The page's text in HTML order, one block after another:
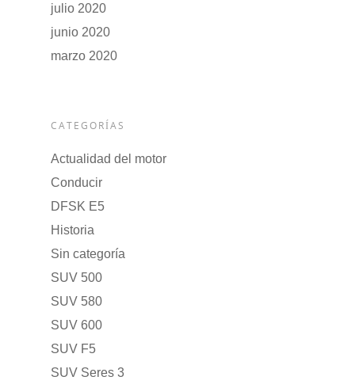
julio 2020
junio 2020
marzo 2020
CATEGORÍAS
Actualidad del motor
Conducir
DFSK E5
Historia
Sin categoría
SUV 500
SUV 580
SUV 600
SUV F5
SUV Seres 3